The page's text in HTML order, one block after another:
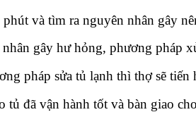
phút và tìm ra nguyên nhân gây
gây hư hỏng, phương pháp
pháp sửa tủ lạnh thì thợ sẽ tiến
tủ đã vận hành tốt và bàn giao